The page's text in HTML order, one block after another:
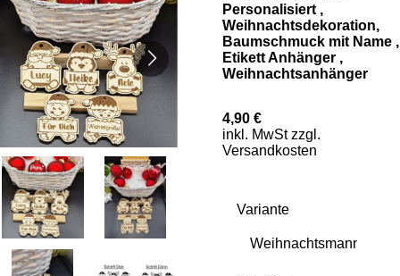
Personalisiert ,
Weihnachtsdekoration,
Baumschmuck mit Name ,
Etikett Anhänger ,
Weihnachtsanhänger
4,90 €
inkl. MwSt zzgl.
Versandkosten
Variante